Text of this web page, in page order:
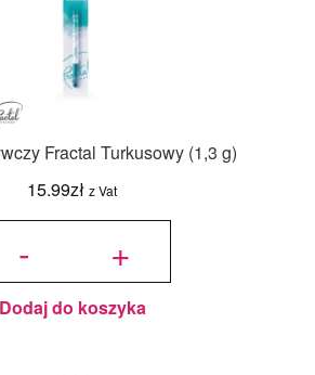
Fractal Turkusowy (1,3 g)
15.99zł z Vat
-
Pisak
(1,3 g) +
Dodaj do koszyka